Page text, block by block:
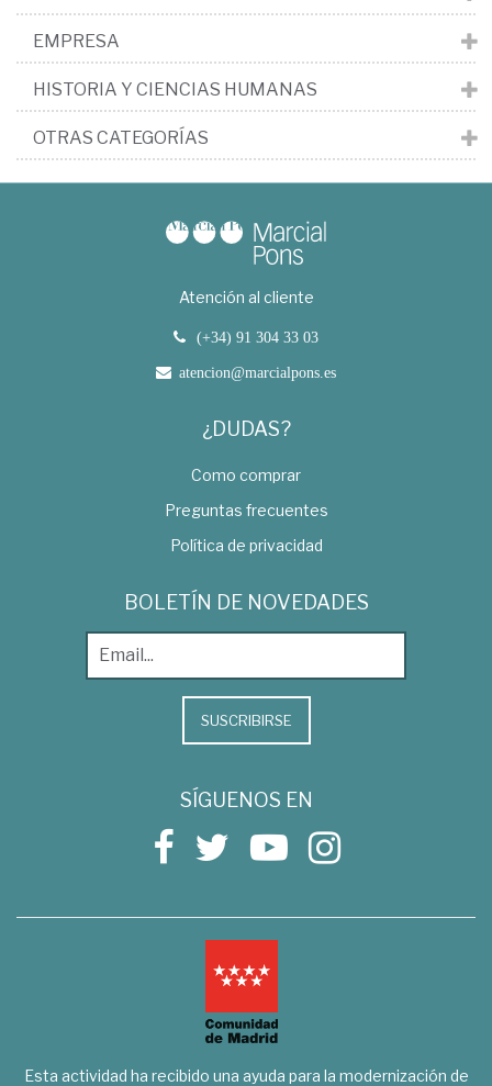
EMPRESA
HISTORIA Y CIENCIAS HUMANAS
OTRAS CATEGORÍAS
Atención al cliente
(+34) 91 304 33 03
atencion@marcialpons.es
¿DUDAS?
Como comprar
Preguntas frecuentes
Política de privacidad
BOLETÍN DE NOVEDADES
SUSCRIBIRSE
SÍGUENOS EN
Esta actividad ha recibido una ayuda para la modernización de